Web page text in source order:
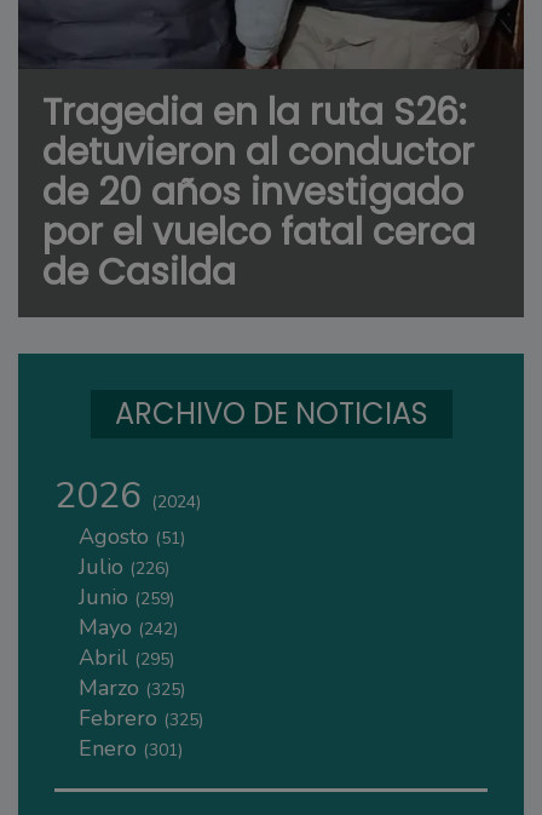
Tragedia en la ruta S26:
detuvieron al conductor
de 20 años investigado
por el vuelco fatal cerca
de Casilda
ARCHIVO DE NOTICIAS
2026 (2024)
Agosto (51)
Julio (226)
Junio (259)
Mayo (242)
Abril (295)
Marzo (325)
Febrero (325)
Enero (301)